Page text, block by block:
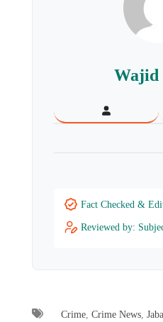
Wajid
Fact Checked &
Reviewed by:
Crime Crime News